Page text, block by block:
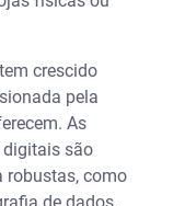
crescido
pela
As
digitais são
robustas, como